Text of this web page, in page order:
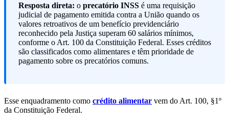
Resposta direta: o precatório INSS é uma requisição
judicial de pagamento emitida contra a União quando os
valores retroativos de um benefício previdenciário
reconhecido pela Justiça superam 60 salários mínimos,
conforme o Art. 100 da Constituição Federal. Esses créditos
são classificados como alimentares e têm prioridade de
pagamento sobre os precatórios comuns.
Esse enquadramento como crédito alimentar vem do Art. 100, §1º
da Constituição Federal.